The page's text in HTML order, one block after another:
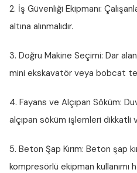
2. İş Güvenliği Ekipmanı:
altına alınmalıdır.
3. Doğru Makine Seçimi: Dar
mini ekskavatör veya bobcat
4. Fayans ve Alçıpan Söküm:
alçıpan söküm işlemleri dikkatli
5. Beton Şap Kırım: Beton şap
kompresörlü ekipman kullanımı